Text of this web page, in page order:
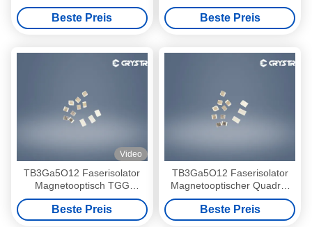
Kristall
Beste Preis
Faraday-Polarisator
Beste Preis
Video
TB3Ga5O12 Faserisolator
Magnetooptisch TGG
Kristallquadrat
Beste Preis
TB3Ga5O12 Faserisolator
Magnetooptischer Quadrat
TGG Kristall
Beste Preis